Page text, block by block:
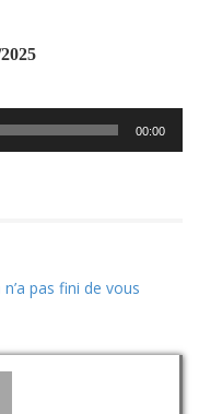
00:00
n’a pas fini de vous